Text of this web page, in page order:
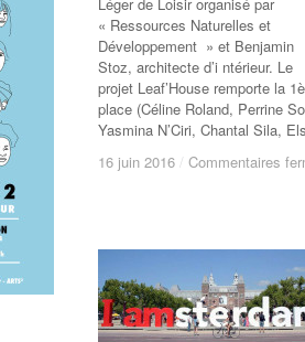
« Ressources Naturelles et
Développement » et Benjamin
Stoz, architecte d’i ntérieur. Le
projet Leaf’House remporte la
place (Céline Roland, Perrine
Yasmina N’Ciri, Chantal Sila,
16 juin 2016 / Commentaires
16 juin 2016 / Commentaires